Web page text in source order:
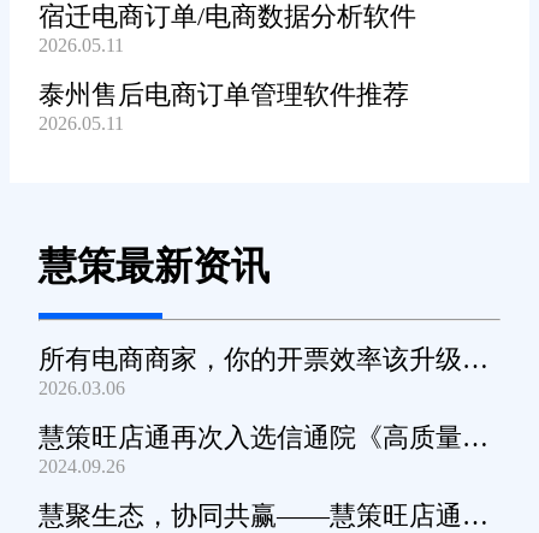
宿迁电商订单/电商数据分析软件
2026.05.11
泰州售后电商订单管理软件推荐
2026.05.11
慧策最新资讯
所有电商商家，你的开票效率该升级
了！
2026.03.06
慧策旺店通再次入选信通院《高质量数
字化转型产品及服务全景图》
2024.09.26
慧聚生态，协同共赢——慧策旺店通生